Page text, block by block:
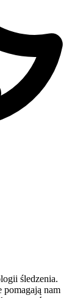
śledzenia.
pomagają nam